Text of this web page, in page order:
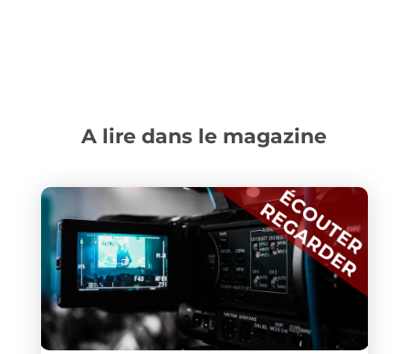
A lire dans le magazine